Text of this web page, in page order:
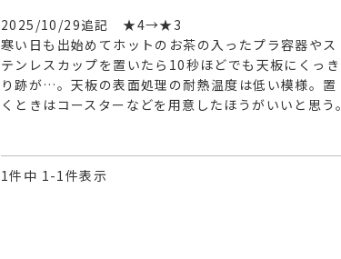
2025/10/29追記　★4→★3
寒い日も出始めてホットのお茶の入ったプラ容器やス
テンレスカップを置いたら10秒ほどでも天板にくっき
り跡が…。天板の表面処理の耐熱温度は低い模様。置
くときはコースターなどを用意したほうがいいと思う。
1件中 1-1件表示